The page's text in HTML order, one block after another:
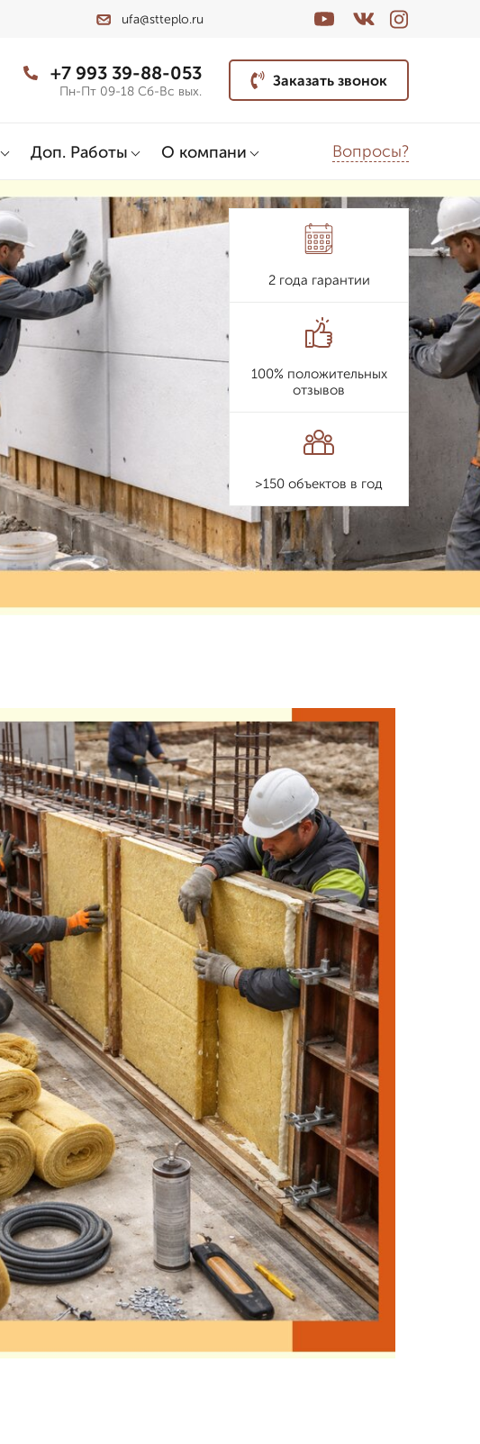
ufa@stteplo.ru
+7 993 39-88-053
Пн-Пт 09-18 Сб-Вс вых.
Заказать звонок
Доп. Работы О компани Вопросы?
2 года гарантии
100% положительных
отзывов
>150 объектов в год